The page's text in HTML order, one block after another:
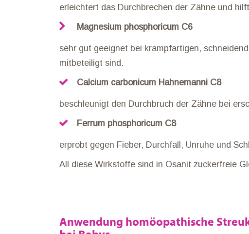
erleichtert das Durchbrechen der Zähne und
Magnesium phosphoricum C6
sehr gut geeignet bei krampfartigen,
mitbeteiligt sind.
Calcium carbonicum Hahnemanni C8
beschleunigt den Durchbruch der Zähne bei
Ferrum phosphoricum C8
erprobt gegen Fieber, Durchfall, Unruhe und
All diese Wirkstoffe sind in Osanit zuckerfreie
Anwendung homöopathische